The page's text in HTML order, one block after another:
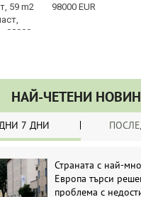
98000 EUR
НАЙ-ЧЕТЕНИ
7 ДНИ
Страната с най-
Европа търси
проблема с